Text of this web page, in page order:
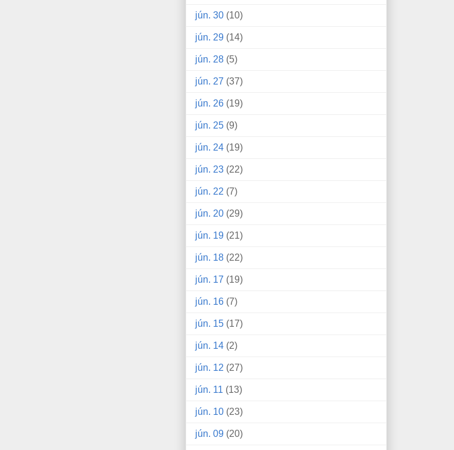
jún. 30 (10)
jún. 29 (14)
jún. 28 (5)
jún. 27 (37)
jún. 26 (19)
jún. 25 (9)
jún. 24 (19)
jún. 23 (22)
jún. 22 (7)
jún. 20 (29)
jún. 19 (21)
jún. 18 (22)
jún. 17 (19)
jún. 16 (7)
jún. 15 (17)
jún. 14 (2)
jún. 12 (27)
jún. 11 (13)
jún. 10 (23)
jún. 09 (20)